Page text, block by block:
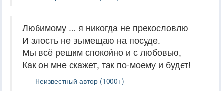
Любимому ... я никогда не прекословлю
И злость не вымещаю на посуде.
Мы всё решим спокойно и с любовью,
Как он мне скажет, так по-моему и будет!
Неизвестный автор (1000+)